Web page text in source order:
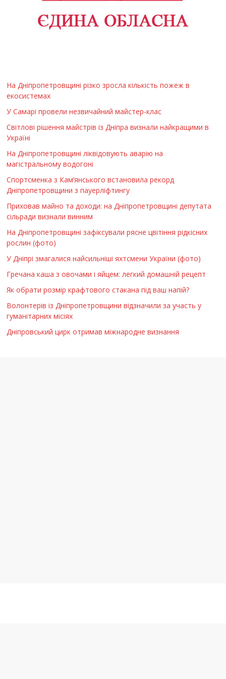
На Дніпропетровщині різко зросла кількість пожеж в
екосистемах
У Самарі провели незвичайний майстер-клас
Світлові рішення майстрів із Дніпра визнали найкращими в
Україні
На Дніпропетровщині ліквідовують аварію на
магістральному водогоні
Спортсменка з Кам’янського встановила рекорд
Дніпропетровщини з пауерліфтингу
Приховав майно та доходи: на Дніпропетровщині депутата
сільради визнали винним
На Дніпропетровщині зафіксували рясне цвітіння рідкісних
рослин (фото)
У Дніпрі змагалися найсильніші яхтсмени України (фото)
Гречана каша з овочами і яйцем: легкий домашній рецепт
Як обрати розмір крафтового стакана під ваш напій?
Волонтерів із Дніпропетровщини відзначили за участь у
гуманітарних місіях
Дніпровський цирк отримав міжнародне визнання